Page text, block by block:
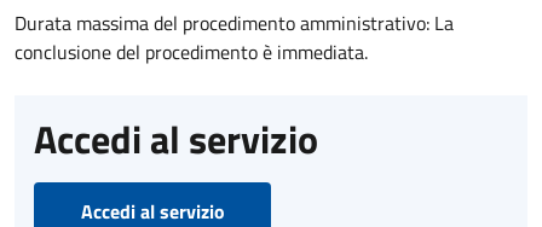
Durata massima del procedimento amministrativo: La
conclusione del procedimento è immediata.
Accedi al servizio
Accedi al servizio